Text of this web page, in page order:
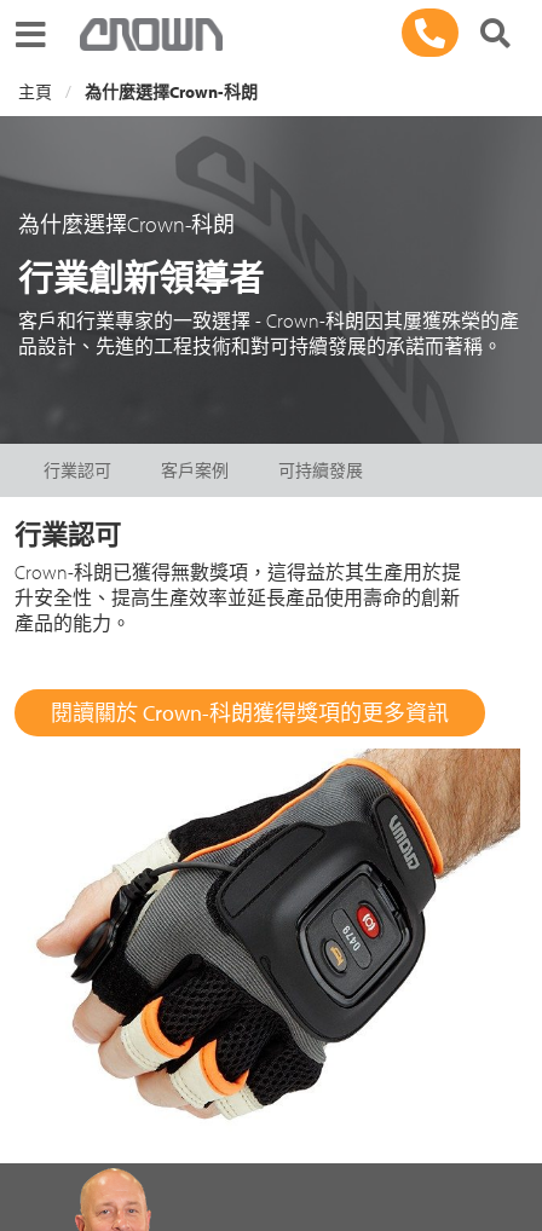
Toggle navigation
主頁 為什麼選擇Crown-科朗
為什麼選擇Crown-科朗
行業創新領導者
客戶和行業專家的一致選擇 - Crown-科朗因其屢獲殊榮的產
品設計、先進的工程技術和對可持續發展的承諾而著稱。
行業認可 客戶案例 可持續發展
行業認可
Crown-科朗已獲得無數獎項，這得益於其生產用於提
升安全性、提高生產效率並延長產品使用壽命的創新
產品的能力。
閱讀關於 Crown-科朗獲得獎項的更多資訊